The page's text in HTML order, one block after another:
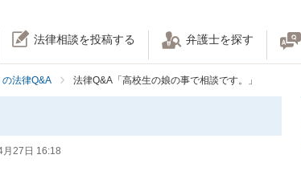
法律相談を投稿する 弁護士を探す
法律Q&A 法律Q&A「高校生の娘の事で相談です。」
月27日 16:18